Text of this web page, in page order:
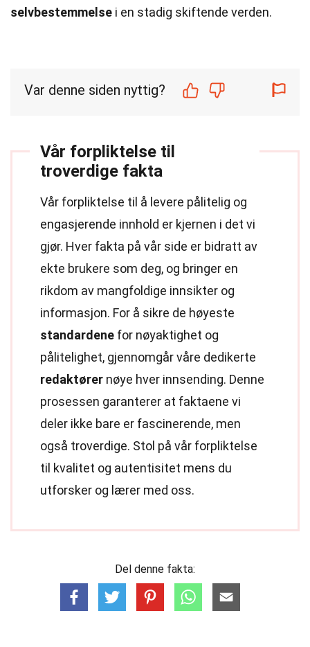
selvbestemmelse i en stadig skiftende verden.
Var denne siden nyttig?
Vår forpliktelse til
troverdige fakta
Vår forpliktelse til å levere pålitelig og
engasjerende innhold er kjernen i det vi
gjør. Hver fakta på vår side er bidratt av
ekte brukere som deg, og bringer en
rikdom av mangfoldige innsikter og
informasjon. For å sikre de høyeste
standardene for nøyaktighet og
pålitelighet, gjennomgår våre dedikerte
redaktører nøye hver innsending. Denne
prosessen garanterer at faktaene vi
deler ikke bare er fascinerende, men
også troverdige. Stol på vår forpliktelse
til kvalitet og autentisitet mens du
utforsker og lærer med oss.
Del denne fakta: